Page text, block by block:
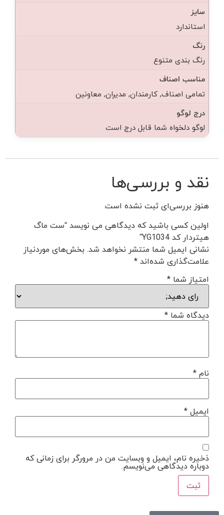
سایز
استاندارد
رنگ
رنگ بندی متنوع
مناسب اصناف
تمامی اصناف, کارمندان, مدیران, معاونین
درج لوگو
لوگو دلخواه شما قابل درج است
نقد و بررسی‌ها
هنوز بررسی‌ای ثبت نشده است.
اولین کسی باشید که دیدگاهی می نویسد “ست ماگ
هیتردار کد YG1034”
نشانی ایمیل شما منتشر نخواهد شد. بخش‌های موردنیاز
علامت‌گذاری شده‌اند*
امتیاز شما *
دیدگاه شما *
نام*
ایمیل*
ذخیره نام، ایمیل و وبسایت من در مرورگر برای زمانی که
دوباره دیدگاهی می‌نویسم.